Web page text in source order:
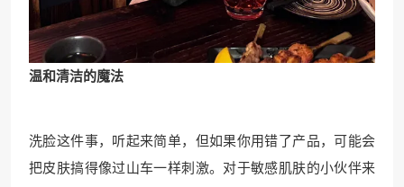
温和清洁的魔法
洗脸这件事，听起来简单，但如果你用错了产品，可能会
把皮肤搞得像过山车一样刺激。对于敏感肌肤的小伙伴来